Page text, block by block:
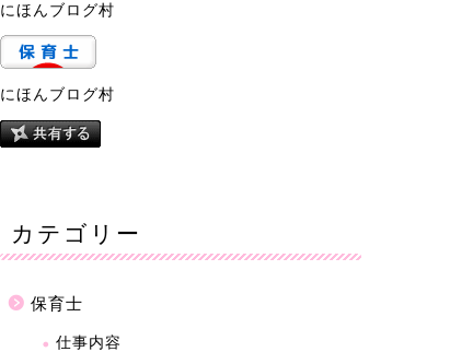
にほんブログ村
にほんブログ村
カテゴリー
保育士
仕事内容